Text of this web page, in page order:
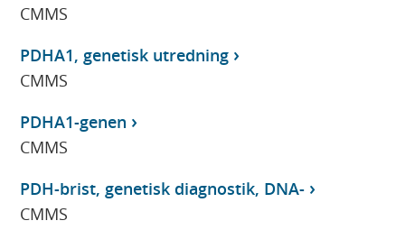
CMMS
PDHA1, genetisk utredning
CMMS
PDHA1-genen
CMMS
PDH-brist, genetisk diagnostik, DNA-
CMMS